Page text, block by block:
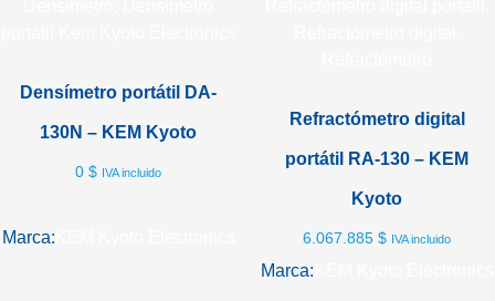
Densímetro portátil DA-
130N – KEM Kyoto
0 $ IVA incluido
Marca:
Refractómetro digital
portátil RA-130 – KEM
Kyoto
6.067.885 $ IVA incluido
Marca: